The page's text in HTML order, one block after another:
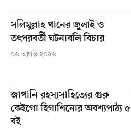
সলিমুল্লাহ খানের জুলাই ও
তৎপরবর্তী ঘটনাবলি বিচার
০৬ আগস্ট ২০২৬
জাপানি রহস্যসাহিত্যের গুরু
কেইগো হিগাশিনোর অবশ্যপাঠ্য ৫
বই